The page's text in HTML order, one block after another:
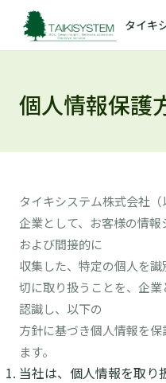
タイキ
個人情報保護
タイキシステム株式会社
企業として、お客様の情
および間接的に
収集した、特定の個人を
切に取り扱うことを、企
認識し、以下の
方針に基づき個人情報を
ます。
当社は、個人情報を取り